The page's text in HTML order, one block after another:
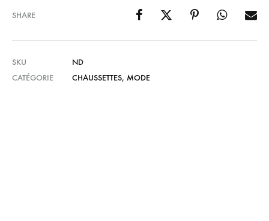
SHARE
SKU
ND
CATÉGORIE
CHAUSSETTES, MODE